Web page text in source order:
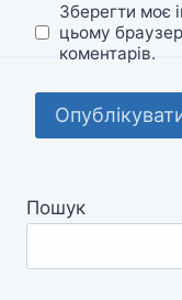
Зберегти моє
цьому
коментарів.
Пошук